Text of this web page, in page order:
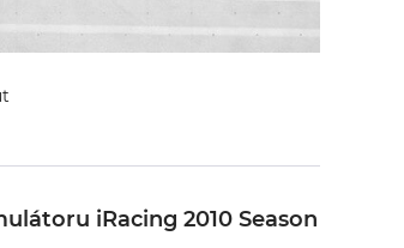
iRacing 2010 Season